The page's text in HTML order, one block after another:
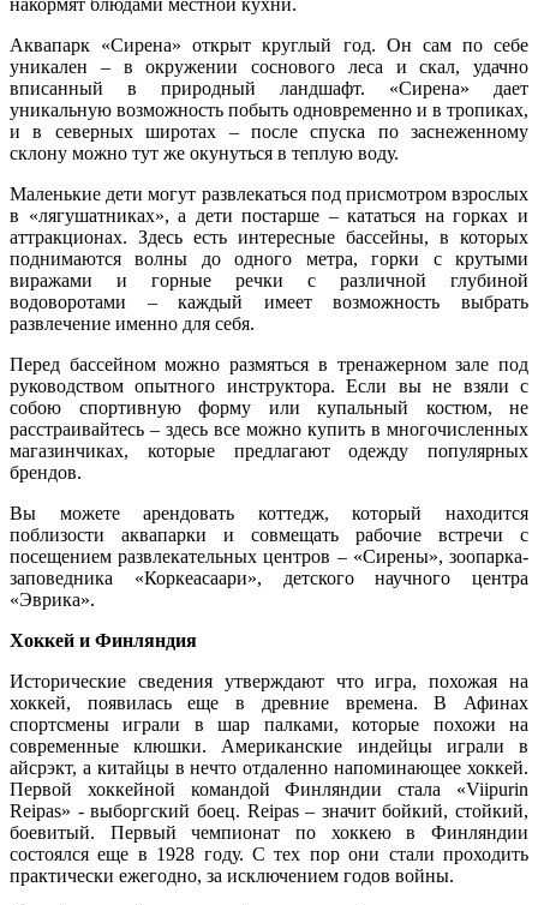
накормят блюдами местной кухни.
Аквапарк «Сирена» открыт круглый год. Он сам по себе
уникален – в окружении соснового леса и скал, удачно
вписанный в природный ландшафт. «Сирена» дает
уникальную возможность побыть одновременно и в тропиках,
и в северных широтах – после спуска по заснеженному
склону можно тут же окунуться в теплую воду.
Маленькие дети могут развлекаться под присмотром взрослых
в «лягушатниках», а дети постарше – кататься на горках и
аттракционах. Здесь есть интересные бассейны, в которых
поднимаются волны до одного метра, горки с крутыми
виражами и горные речки с различной глубиной
водоворотами – каждый имеет возможность выбрать
развлечение именно для себя.
Перед бассейном можно размяться в тренажерном зале под
руководством опытного инструктора. Если вы не взяли с
собою спортивную форму или купальный костюм, не
расстраивайтесь – здесь все можно купить в многочисленных
магазинчиках, которые предлагают одежду популярных
брендов.
Вы можете арендовать коттедж, который находится
поблизости аквапарки и совмещать рабочие встречи с
посещением развлекательных центров – «Сирены», зоопарка-
заповедника «Коркеасаари», детского научного центра
«Эврика».
Хоккей и Финляндия
Исторические сведения утверждают что игра, похожая на
хоккей, появилась еще в древние времена. В Афинах
спортсмены играли в шар палками, которые похожи на
современные клюшки. Американские индейцы играли в
айсрэкт, а китайцы в нечто отдаленно напоминающее хоккей.
Первой хоккейной командой Финляндии стала «Viipurin
Reipas» - выборгский боец. Reipas – значит бойкий, стойкий,
боевитый. Первый чемпионат по хоккею в Финляндии
состоялся еще в 1928 году. С тех пор они стали проходить
практически ежегодно, за исключением годов войны.